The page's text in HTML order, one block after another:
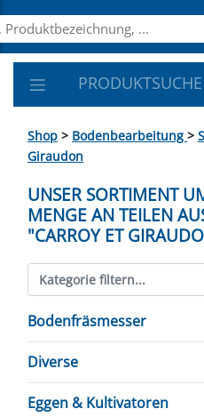
PRODUKTSUCHE
Shop > Bodenbearbeitung >
Giraudon
UNSER SORTIMENT
ENGE AN TEILEN
CARROY ET
Bodenfräsmesser
Diverse
Eggen & Kultivatoren